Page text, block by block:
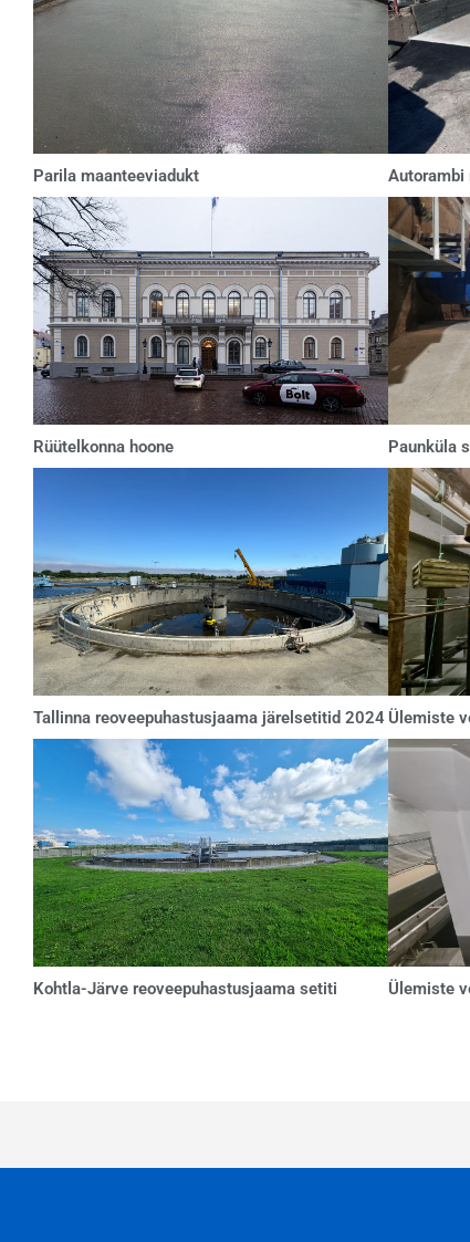
Parila maanteeviadukt Autorambi
Rüütelkonna hoone Paunküla
Tallinna reoveepuhastusjaama järelsetitid 2024 Ülemiste
Kohtla-Järve reoveepuhastusjaama setiti Ülemiste